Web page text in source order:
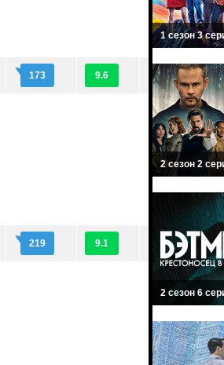
173 9.6
219 9.1
1 сезон 3
2 сезон 2
2 сезон 6